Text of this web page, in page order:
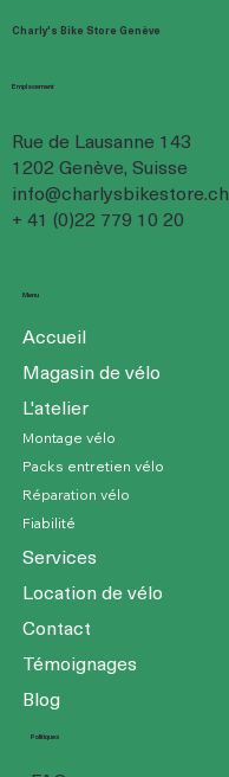
Charly's Bike Store Genève
Emplacement
Rue de Lausanne 143
1202 Genève, Suisse
info@charlysbikestore.ch
+ 41 (0)22 779 10 20
Menu
Accueil
Magasin de vélo
L'atelier
Montage vélo
Packs entretien vélo
Réparation vélo
Fiabilité
Services
Location de vélo
Contact
Témoignages
Blog
Politiques